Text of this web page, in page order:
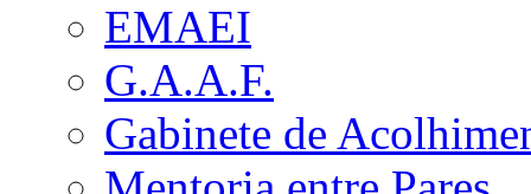
EMAEI
G.A.A.F.
Gabinete de